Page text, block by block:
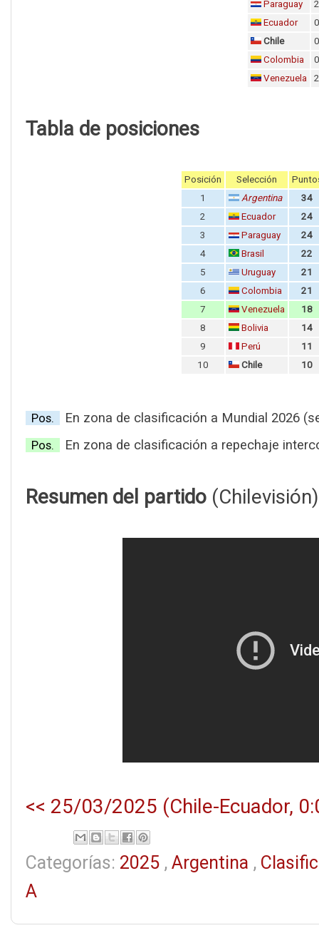
Paraguay
2
Ecuador
0
Chile
0
Colombia
0
Venezuela
2
Tabla de posiciones
Posición Selección
1
Argentina
34
2
Ecuador 24
3
Paraguay
24
4
Brasil
22
5
Uruguay
21
6
Colombia
21
7
Venezuela
18
8
Bolivia
14
9
Perú
11
10
Chile 10
Pos. En zona de clasificación a Mundial 2026
Pos. En zona de clasificación a repechaje
Resumen del partido (Chilevisión)
<< 25/03/2025 (Chile-Ecuador,
Categorías: 2025 , Argentina ,
A